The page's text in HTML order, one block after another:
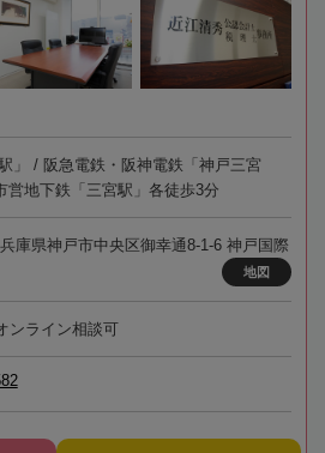
」 / 阪急電鉄・阪神電鉄「神戸三宮
営地下鉄「三宮駅」各徒歩3分
庫県神戸市中央区御幸通8-1-6 神戸国際
地図
ンライン相談可